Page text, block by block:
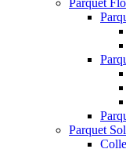
Parquet
Parquet